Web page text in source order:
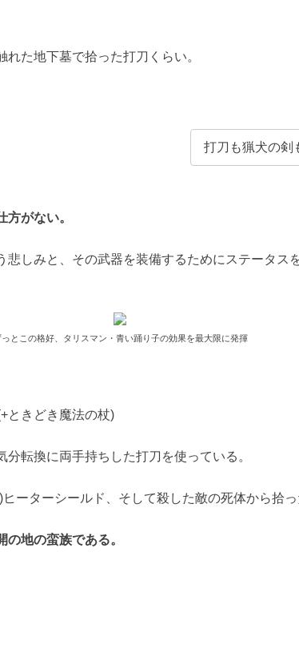
た地下墓で拾った打刀くらい。
打刀も猟犬の剣
方がない。
しみと、その武器を装備するためにステータス
っとこの格好、タリスマン・青い踊り子の効果を最大限に発揮
ときどき魔法の杖)
転換に両手持ちした打刀を使っている。
ーターシールド、そして殺した敵の死体から拾
地の蛮族である。